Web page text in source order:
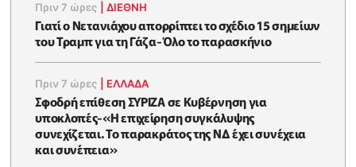
Πριν 7 ώρες |ΔΙΕΘΝΗ
Γιατί ο Νετανιάχου απορρίπτει το σχέδιο 15 σημείων
του Τραμπ για τη Γάζα-Όλο το παρασκήνιο
Πριν 7 ώρες ΕΛΛΑΔΑ
Σφοδρή επίθεση ΣΥΡΙΖΑ σε Κυβέρνηση για
υποκλοπές-«Η επιχείρηση συγκάλυψης
συνεχίζεται. Το παρακράτος της ΝΔ έχει συνέχεια
και συνέπεια»